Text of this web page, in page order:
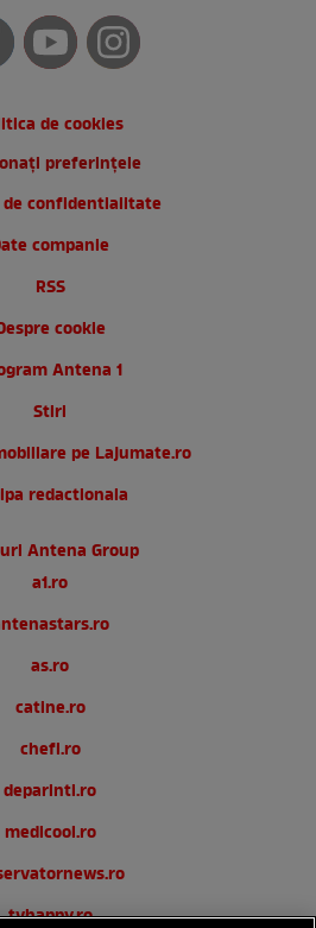
de cookies
preferințele
confidentialitate
companie
RSS
cookie
Antena 1
Stiri
pe Lajumate.ro
redactionala
Antena Group
a1.ro
as.ro
catine.ro
chefi.ro
deparinti.ro
medicool.ro
tvhappy.ro